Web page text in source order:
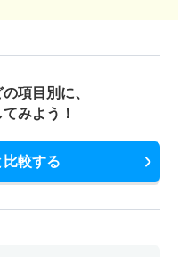
項目別に、
みよう！
較する